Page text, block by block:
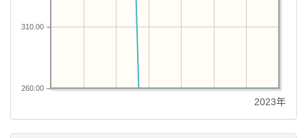
260.00
310.00
2023年